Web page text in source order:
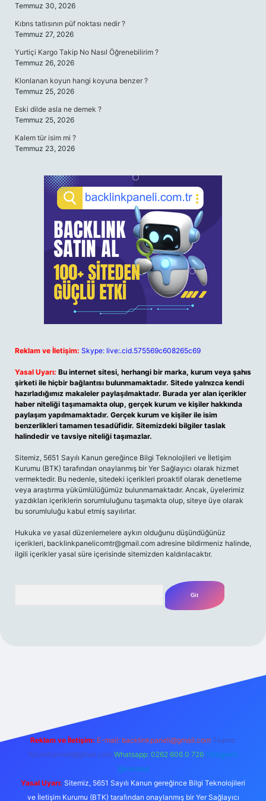
Temmuz 30, 2026
Kıbrıs tatlısının püf noktası nedir ?
Temmuz 27, 2026
Yurtiçi Kargo Takip No Nasıl Öğrenebilirim ?
Temmuz 26, 2026
Klonlanan koyun hangi koyuna benzer ?
Temmuz 25, 2026
Eski dilde asla ne demek ?
Temmuz 25, 2026
Kalem tür isim mi ?
Temmuz 23, 2026
Reklam ve İletişim: Skype: live:.cid.575569c608265c69
Yasal Uyarı: Bu internet sitesi, herhangi bir marka, kurum veya şahıs
şirketi ile hiçbir bağlantısı bulunmamaktadır. Sitede yalnızca kendi
hazırladığımız makaleler paylaşılmaktadır. Burada yer alan içerikler
haber niteliği taşımamakta olup, gerçek kurum ve kişiler hakkında
paylaşım yapılmamaktadır. Gerçek kurum ve kişiler ile isim
benzerlikleri tamamen tesadüfidir. Sitemizdeki bilgiler taslak
halindedir ve tavsiye niteliği taşımazlar.
Sitemiz, 5651 Sayılı Kanun gereğince Bilgi Teknolojileri ve İletişim
Kurumu (BTK) tarafından onaylanmış bir Yer Sağlayıcı olarak hizmet
vermektedir. Bu nedenle, sitedeki içerikleri proaktif olarak denetleme
veya araştırma yükümlülüğümüz bulunmamaktadır. Ancak, üyelerimiz
yazdıkları içeriklerin sorumluluğunu taşımakta olup, siteye üye olarak
bu sorumluluğu kabul etmiş sayılırlar.
Hukuka ve yasal düzenlemelere aykırı olduğunu düşündüğünüz
içerikleri, backlinkpanelicomtr@gmail.com adresine bildirmeniz halinde,
ilgili içerikler yasal süre içerisinde sitemizden kaldırılacaktır.
Reklam ve İletişim: E-mail: backlinkpaneli@gmail.com Teams:
forumhizmeti@gmail.com Whatsapp: 0262 606 0 726 Telegram:
@karabul
Yasal Uyarı: Sitemiz, 5651 Sayılı Kanun gereğince Bilgi Teknolojileri
ve İletişim Kurumu (BTK) tarafından onaylanmış bir Yer Sağlayıcı